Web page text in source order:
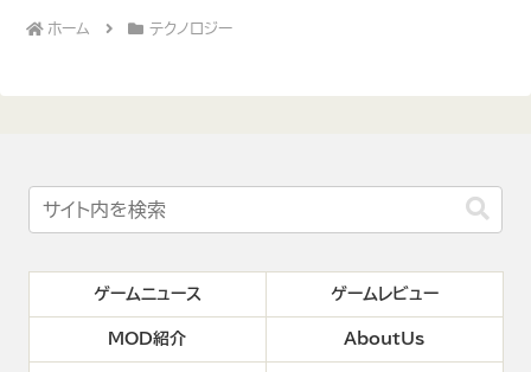
ホーム テクノロジー
ゲームニュース ゲームレビュー
MOD紹介 AboutUs